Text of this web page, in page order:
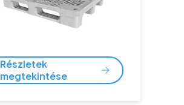
Részletek
megtekintése